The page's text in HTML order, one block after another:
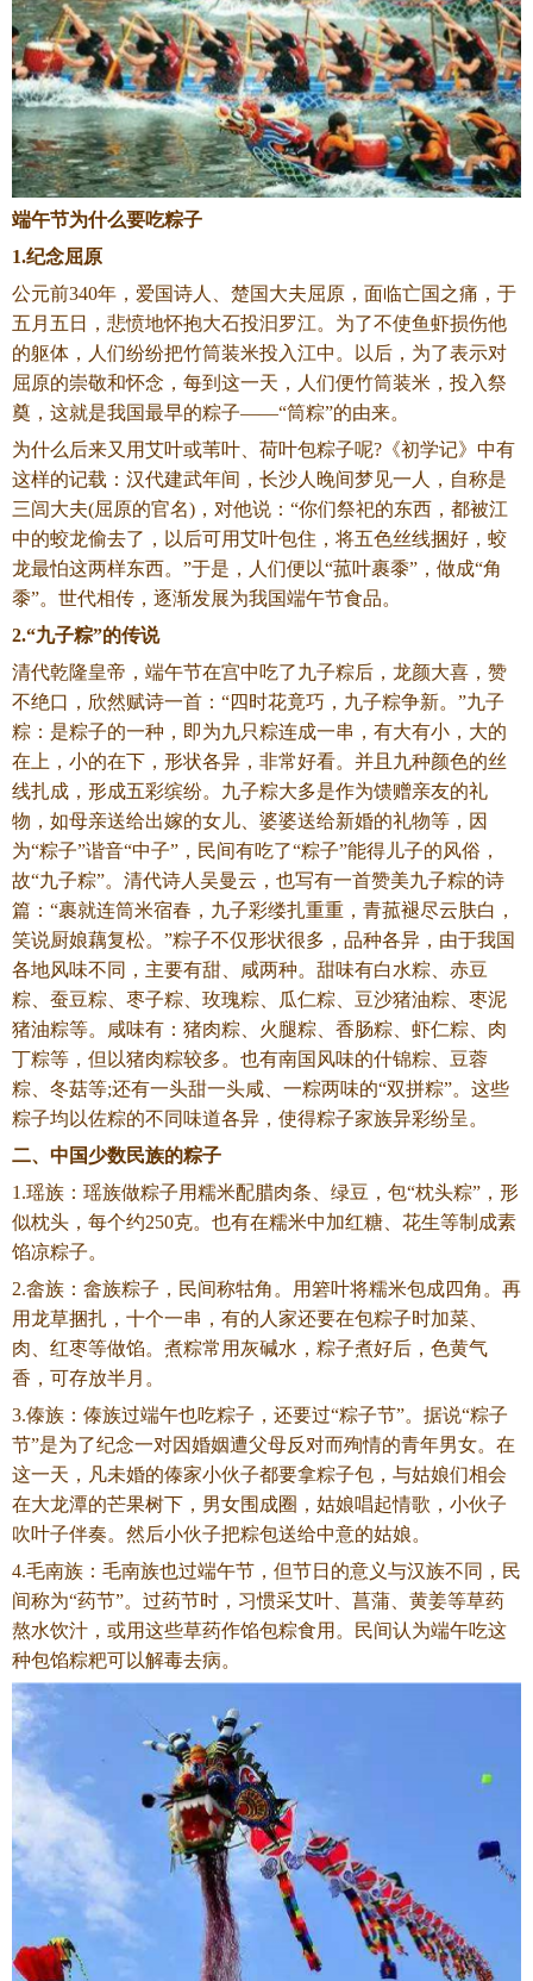
端午节为什么要吃粽子
1.纪念屈原
公元前340年，爱国诗人、楚国大夫屈原，面临亡国之痛，于
五月五日，悲愤地怀抱大石投汩罗江。为了不使鱼虾损伤他
的躯体，人们纷纷把竹筒装米投入江中。以后，为了表示对
屈原的崇敬和怀念，每到这一天，人们便竹筒装米，投入祭
奠，这就是我国最早的粽子——“筒粽”的由来。
为什么后来又用艾叶或苇叶、荷叶包粽子呢?《初学记》中有
这样的记载：汉代建武年间，长沙人晚间梦见一人，自称是
三闾大夫(屈原的官名)，对他说：“你们祭祀的东西，都被江
中的蛟龙偷去了，以后可用艾叶包住，将五色丝线捆好，蛟
龙最怕这两样东西。”于是，人们便以“菰叶裹黍”，做成“角
黍”。世代相传，逐渐发展为我国端午节食品。
2.“九子粽”的传说
清代乾隆皇帝，端午节在宫中吃了九子粽后，龙颜大喜，赞
不绝口，欣然赋诗一首：“四时花竟巧，九子粽争新。”九子
粽：是粽子的一种，即为九只粽连成一串，有大有小，大的
在上，小的在下，形状各异，非常好看。并且九种颜色的丝
线扎成，形成五彩缤纷。九子粽大多是作为馈赠亲友的礼
物，如母亲送给出嫁的女儿、婆婆送给新婚的礼物等，因
为“粽子”谐音“中子”，民间有吃了“粽子”能得儿子的风俗，
故“九子粽”。清代诗人吴曼云，也写有一首赞美九子粽的诗
篇：“裹就连筒米宿春，九子彩缕扎重重，青菰褪尽云肤白，
笑说厨娘藕复松。”粽子不仅形状很多，品种各异，由于我国
各地风味不同，主要有甜、咸两种。甜味有白水粽、赤豆
粽、蚕豆粽、枣子粽、玫瑰粽、瓜仁粽、豆沙猪油粽、枣泥
猪油粽等。咸味有：猪肉粽、火腿粽、香肠粽、虾仁粽、肉
丁粽等，但以猪肉粽较多。也有南国风味的什锦粽、豆蓉
粽、冬菇等;还有一头甜一头咸、一粽两味的“双拼粽”。这些
粽子均以佐粽的不同味道各异，使得粽子家族异彩纷呈。
二、中国少数民族的粽子
1.瑶族：瑶族做粽子用糯米配腊肉条、绿豆，包“枕头粽”，形
似枕头，每个约250克。也有在糯米中加红糖、花生等制成素
馅凉粽子。
2.畲族：畲族粽子，民间称牯角。用箬叶将糯米包成四角。再
用龙草捆扎，十个一串，有的人家还要在包粽子时加菜、
肉、红枣等做馅。煮粽常用灰碱水，粽子煮好后，色黄气
香，可存放半月。
3.傣族：傣族过端午也吃粽子，还要过“粽子节”。据说“粽子
节”是为了纪念一对因婚姻遭父母反对而殉情的青年男女。在
这一天，凡未婚的傣家小伙子都要拿粽子包，与姑娘们相会
在大龙潭的芒果树下，男女围成圈，姑娘唱起情歌，小伙子
吹叶子伴奏。然后小伙子把粽包送给中意的姑娘。
4.毛南族：毛南族也过端午节，但节日的意义与汉族不同，民
间称为“药节”。过药节时，习惯采艾叶、菖蒲、黄姜等草药
熬水饮汁，或用这些草药作馅包粽食用。民间认为端午吃这
种包馅粽粑可以解毒去病。